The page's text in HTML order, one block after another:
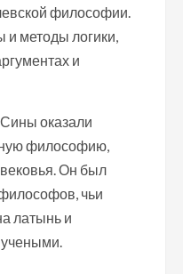
философии.
методы логики,
и
оказали
философию,
Он был
чьи
латынь и